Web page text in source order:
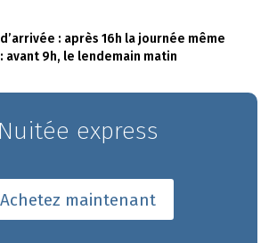
: après 16h la journée même
avant 9h, le lendemain matin
Nuitée express
Achetez maintenant